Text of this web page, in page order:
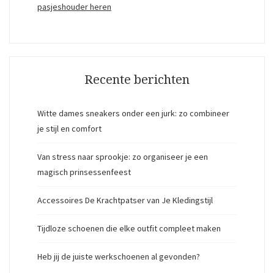
pasjeshouder heren
Recente berichten
Witte dames sneakers onder een jurk: zo combineer
je stijl en comfort
Van stress naar sprookje: zo organiseer je een
magisch prinsessenfeest
Accessoires De Krachtpatser van Je Kledingstijl
Tijdloze schoenen die elke outfit compleet maken
Heb jij de juiste werkschoenen al gevonden?